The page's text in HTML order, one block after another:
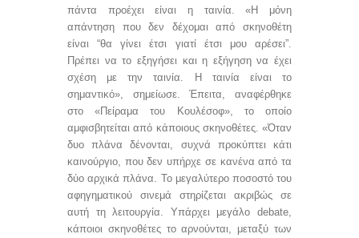
πάντα προέχει είναι η ταινία. «Η μόνη
απάντηση που δεν δέχομαι από σκηνοθέτη
είναι“θα γίνει έτσι γιατί έτσι μου αρέσει”
Πρέπει να το εξηγήσει και η εξήγηση να έχει
σχέση με την ταινία. Η ταινία είναι το
σημαντικό», σημείωσε. Έπειτα, αναφέρθηκε
στο «Πείραμα του Κουλέσοφ», το οποίο
αμφισβητείται από κάποιους σκηνοθέτες. «Όταν
δυο πλάνα δένονται, συχνά προκύπτει κάτι
καινούργιο, που δεν υπήρχε σε κανένα από τα
δύο αρχικά πλάνα. Το μεγαλύτερο ποσοστό του
αφηγηματικού σινεμά στηρίζεται ακριβώς σε
αυτή τη λειτουργία. Υπάρχει μεγάλο debate
κάποιοι σκηνοθέτες το αρνούνται, μεταξύ των